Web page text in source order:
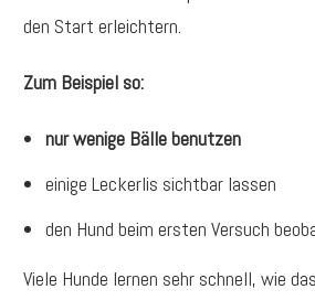
den Start erleichtern.
Zum Beispiel so:
nur wenige Bälle benutzen
einige Leckerlis sichtbar lassen
den Hund beim ersten Versuch
Viele Hunde lernen sehr schnell, wie